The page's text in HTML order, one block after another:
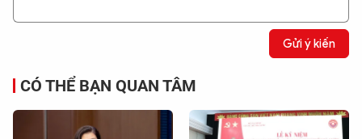
Gửi ý kiến
CÓ THỂ BẠN QUAN TÂM